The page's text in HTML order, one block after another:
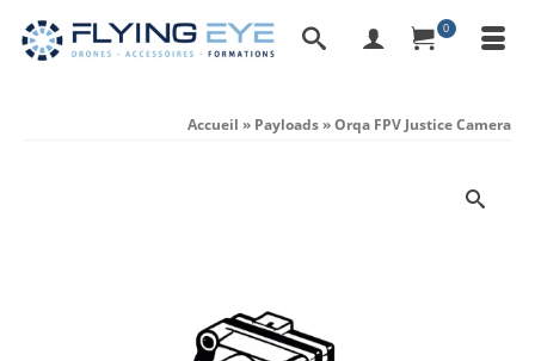
0
Accueil » Payloads»Orqa FPV Justice Camera